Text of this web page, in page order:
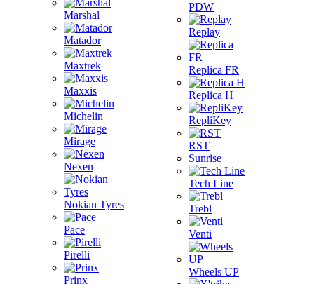
Marshal
Matador
Maxtrek
Maxxis
Michelin
Mirage
Nexen
Nokian Tyres
Pace
Pirelli
Prinx
PDW
Replay
Replica FR
Replica H
RepliKey
RST
Sunrise
Tech Line
Trebl
Venti
Wheels UP